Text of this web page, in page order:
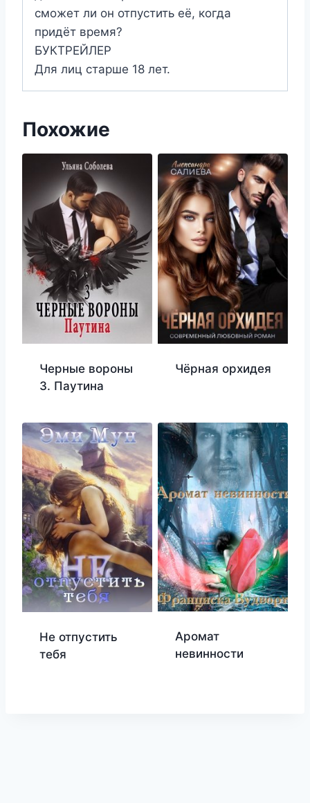
сможет ли он отпустить её, когда
придёт время?
БУКТРЕЙЛЕР
Для лиц старше 18 лет.
Похожие
Черные вороны
3. Паутина
Чёрная орхидея
Не отпустить
тебя
Аромат
невинности